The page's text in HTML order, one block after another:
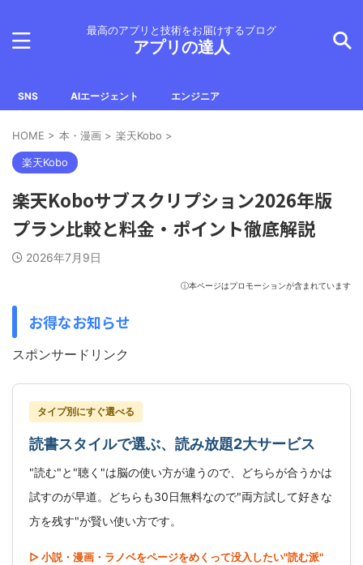
最高のアプリと技術をお届けするブログ
アプリの達人
SNS AIエージェント エンジニア
HOME > 本・漫画 > 楽天Kobo >
楽天Kobo
楽天Koboサブスクリプション2026年版
プラン比較と料金・ポイント徹底解説
2026年7月9日
ⓘ本ページはプロモーションが含まれています
お得なお知らせ
スポンサードリンク
タイプ別にすぐ選べる
読書スタイルで選ぶ、読み放題2大サービス
"読む"と"聴く"は脳の使い方が違うので、どちらが合うかは
試すのが早道。どちらも30日無料なので"両方試して好きな
方を残す"が賢い使い方です。
▷ 小説・漫画・ラノベをページをめくって没入したい"読む派"